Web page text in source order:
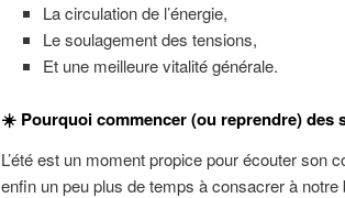
La circulation de l’énergie,
Le soulagement des tensions,
Et une meilleure vitalité générale.
☀️ Pourquoi commencer (ou reprendre) des
L’été est un moment propice pour écouter son
enfin un peu plus de temps à consacrer à